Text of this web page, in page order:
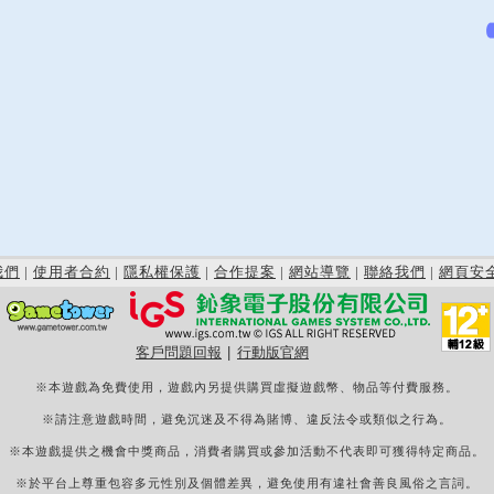
們 | 使用者合約 | 隱私權保護 | 合作提案 | 網站導覽 | 聯絡我們 | 網頁安
客戶問題回報 行動版官網
※本遊戲為免費使用，遊戲內另提供購買虛擬遊戲幣、物品等付費服務。
※請注意遊戲時間，避免沉迷及不得為賭博、違反法令或類似之行為。
※本遊戲提供之機會中獎商品，消費者購買或參加活動不代表即可獲得特定商品。
※於平台上尊重包容多元性別及個體差異，避免使用有違社會善良風俗之言詞。